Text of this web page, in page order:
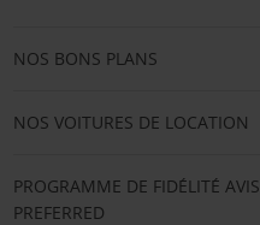
NOS BONS PLANS
NOS VOITURES DE LOCATION
PROGRAMME DE FIDÉLITÉ AVIS
PREFERRED